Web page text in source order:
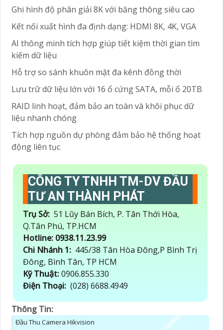
Ghi hình độ phân giải 8K với băng thông siêu cao
Kết nối xuất hình đa định dạng: HDMI 8K, 4K, VGA
AI thông minh tích hợp giúp tiết kiệm thời gian tìm
kiếm dữ liệu
Hỗ trợ so sánh khuôn mặt đa kênh đồng thời
Lưu trữ dữ liệu lớn với 16 ổ cứng SATA, mỗi ổ 20TB
RAID linh hoạt, đảm bảo an toàn và khôi phục dữ
liệu nhanh chóng
Tích hợp nguồn dự phòng đảm bảo hệ thống hoạt
động liên tục
CÔNG TY TNHH TM-DV ĐẦU
TƯ AN THÀNH PHÁT
Trụ Sở: 51 Lũy Bán Bích, P. Tân Thới Hòa,
Q.Tân Phú, TP.HCM
Hotline: 0938.11.23.99
Chi Nhánh 1: 445/38 Tân Hòa Đông,P Bình Trị
Đông, Bình Tân, TP HCM
Kỹ Thuật:0906.855.330
Điện Thoại: (028) 6688.4949
Thông Tin:
Đầu Thu Camera Hikvision